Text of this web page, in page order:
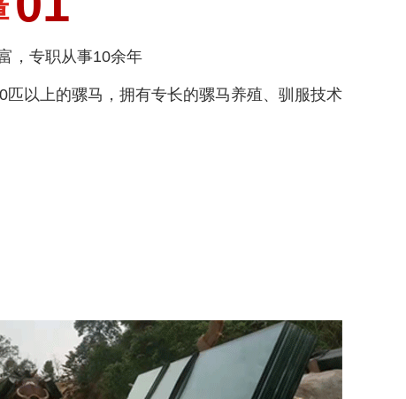
，专职从事10余年
匹以上的骡马，拥有专长的骡马养殖、驯服技术